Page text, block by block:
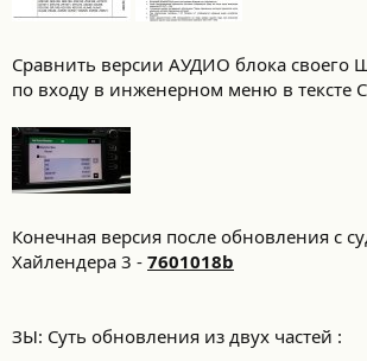
Сравнить версии АУДИО блока своего
по входу в инженерном меню в тексте
Конечная версия после обновления с
Хайлендера 3 - 7601018b
ЗЫ: Суть обновления из двух частей :